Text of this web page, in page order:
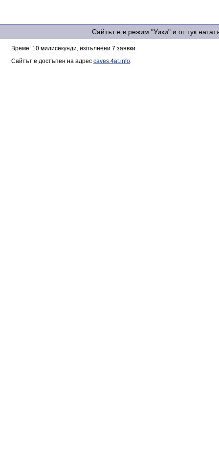
Сайтът е в режим "Уики" и от тук
Време: 10 милисекунди, изпълнени 7 заявки.
Сайтът е достъпен на адрес caves.4at.info.